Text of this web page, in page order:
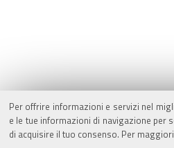
Per offrire informazioni e servizi nel
e le tue informazioni di navigazione
di acquisire il tuo consenso. Per